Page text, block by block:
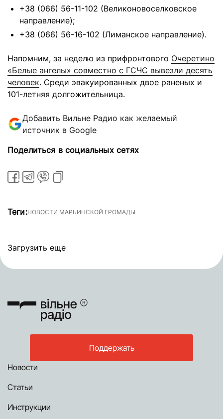
+38 (066) 56-11-102 (Великоновоселковское
направление);
+38 (066) 56-16-102 (Лиманское направление).
Напомним, за неделю из прифронтового Очеретино
«Белые ангелы» совместно с ГСЧС вывезли десять
человек. Среди эвакуированных двое раненых и
101-летняя долгожительница.
Добавить Вильне Радио как желаемый
источник в Google
Поделиться в социальных сетях
Теги:НОВОСТИ МАРЬИНСКОЙ ГРОМАДЫ
Загрузить еще
Поддержать
Новости
Статьи
Инструкции